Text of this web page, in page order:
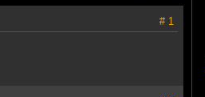
# 1